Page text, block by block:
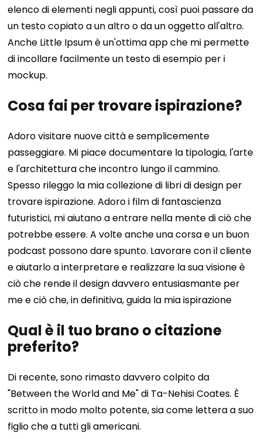
elenco di elementi negli appunti, così puoi passare da
un testo copiato a un altro o da un oggetto all'altro.
Anche Little Ipsum è un'ottima app che mi permette
di incollare facilmente un testo di esempio per i
mockup.
Cosa fai per trovare ispirazione?
Adoro visitare nuove città e semplicemente
passeggiare. Mi piace documentare la tipologia, l'arte
e l'architettura che incontro lungo il cammino.
Spesso rileggo la mia collezione di libri di design per
trovare ispirazione. Adoro i film di fantascienza
futuristici, mi aiutano a entrare nella mente di ciò che
potrebbe essere. A volte anche una corsa e un buon
podcast possono dare spunto. Lavorare con il cliente
e aiutarlo a interpretare e realizzare la sua visione è
ciò che rende il design davvero entusiasmante per
me e ciò che, in definitiva, guida la mia ispirazione
Qual è il tuo brano o citazione
preferito?
Di recente, sono rimasto davvero colpito da
"Between the World and Me" di Ta-Nehisi Coates. È
scritto in modo molto potente, sia come lettera a suo
figlio che a tutti gli americani.